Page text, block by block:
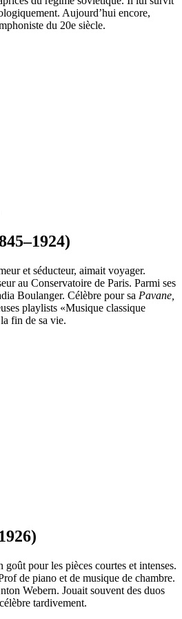
Aujourd’hui encore,
du 20e siècle.
et séducteur, aimait voyager.
au Conservatoire de Paris. Parmi ses
Boulanger. Célèbre pour sa Pavane,
playlists «Musique classique
fin de sa vie.
pour les pièces courtes et intenses.
de piano et de musique de chambre.
Webern. Jouait souvent des duos
tardivement.